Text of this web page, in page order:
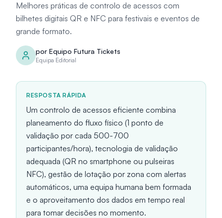
Melhores práticas de controlo de acessos com
bilhetes digitais QR e NFC para festivais e eventos de
grande formato.
por Equipo Futura Tickets
Equipa Editorial
RESPOSTA RÁPIDA
Um controlo de acessos eficiente combina
planeamento do fluxo físico (1 ponto de
validação por cada 500-700
participantes/hora), tecnologia de validação
adequada (QR no smartphone ou pulseiras
NFC), gestão de lotação por zona com alertas
automáticos, uma equipa humana bem formada
e o aproveitamento dos dados em tempo real
para tomar decisões no momento.